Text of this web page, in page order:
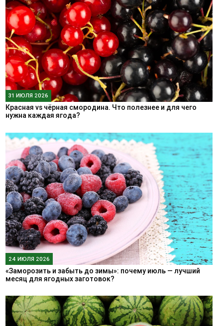
31 ИЮЛЯ 2026
Красная vs чёрная смородина. Что полезнее и для чего
нужна каждая ягода?
24 ИЮЛЯ 2026
«Заморозить и забыть до зимы»: почему июль — лучший
месяц для ягодных заготовок?